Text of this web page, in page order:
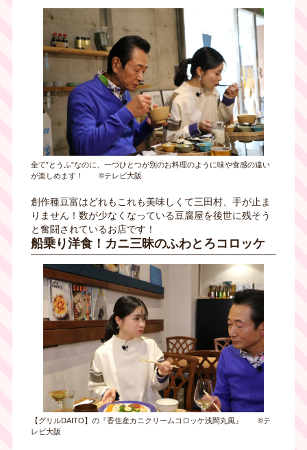
全て”とうふ”なのに、一つひとつが別のお料理のように味や食感の違い
が楽しめます！ ©テレビ大阪
創作種豆富はどれもこれも美味しくて三田村、手が止ま
りません！数が少なくなっている豆腐屋を後世に残そう
と奮闘されているお店です！
船乗り洋食！カニ三昧のふわとろコロッケ
【グリルDAITO】の『香住産カニクリームコロッケ浅間丸風』 ©テ
レビ大阪